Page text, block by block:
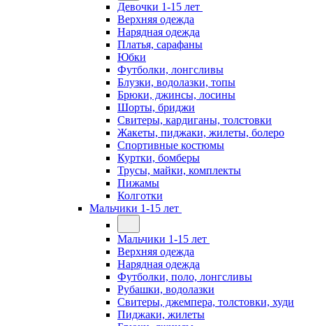
Девочки 1-15 лет
Верхняя одежда
Нарядная одежда
Платья, сарафаны
Юбки
Футболки, лонгсливы
Блузки, водолазки, топы
Брюки, джинсы, лосины
Шорты, бриджи
Свитеры, кардиганы, толстовки
Жакеты, пиджаки, жилеты, болеро
Спортивные костюмы
Куртки, бомберы
Трусы, майки, комплекты
Пижамы
Колготки
Мальчики 1-15 лет
Мальчики 1-15 лет
Верхняя одежда
Нарядная одежда
Футболки, поло, лонгсливы
Рубашки, водолазки
Свитеры, джемпера, толстовки, худи
Пиджаки, жилеты